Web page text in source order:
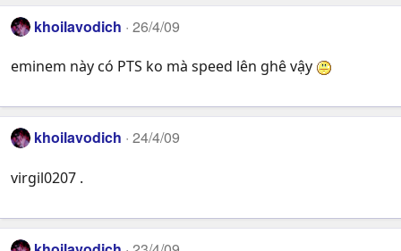
khoilavodich 26/4/09
eminem này có PTS ko mà speed lên ghê vậy
khoilavodich 24/4/09
virgil0207 .